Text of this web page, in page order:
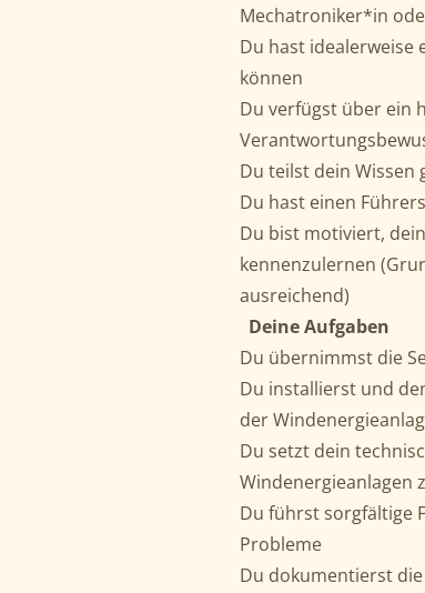
Mechatroniker*in
Du hast idealerweise
können
Du verfügst über ein
Du teilst dein
Du hast einen
Du bist motiviert,
kennenzulernen
ausreichend)
Deine Aufgaben
Du übernimmst die
Du installierst und
der
Du setzt dein
Windenergieanlagen
Du führst sorgfältige
Probleme
Du dokumentierst